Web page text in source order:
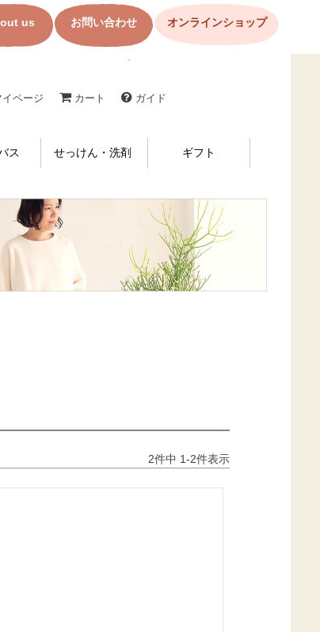
us お問い合わせ オンラインショップ
ページ カート ガイド
ス せっけん・洗剤 ギフト
2件中 1-2件表示